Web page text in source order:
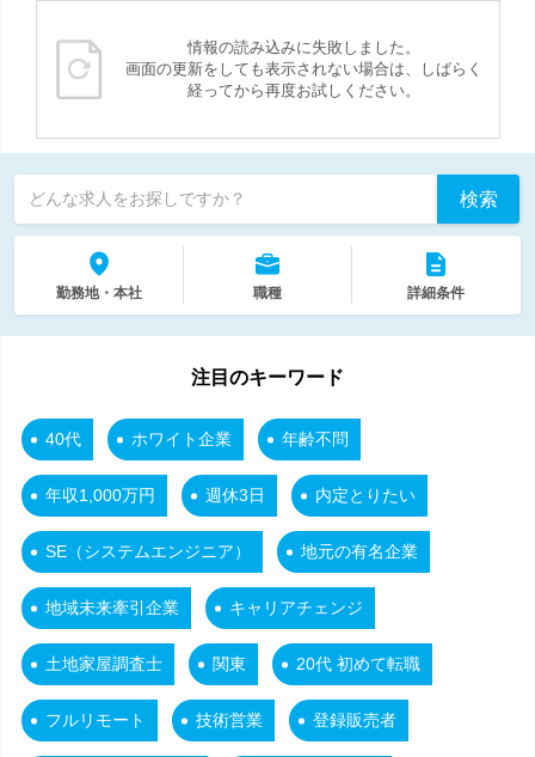
情報の読み込みに失敗しました。
画面の更新をしても表示されない場合は、しばらく
経ってから再度お試しください。
どんな求人をお探しですか？ 検索
勤務地・本社 職種 詳細条件
注目のキーワード
40代 ホワイト企業 年齢不問
年収1,000万円 週休3日 内定とりたい
SE（システムエンジニア） 地元の有名企業
地域未来牽引企業 キャリアチェンジ
土地家屋調査士 関東 20代 初めて転職
フルリモート 技術営業 登録販売者